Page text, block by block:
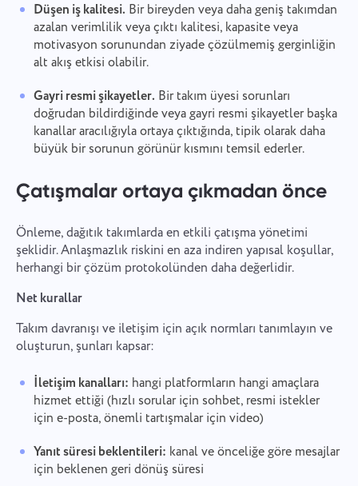
Düşen iş kalitesi. Bir bireyden veya daha geniş takımdan
azalan verimlilik veya çıktı kalitesi, kapasite veya
motivasyon sorunundan ziyade çözülmemiş gerginliğin
alt akış etkisi olabilir.
Gayri resmi şikayetler. Bir takım üyesi sorunları
doğrudan bildirdiğinde veya gayri resmi şikayetler başka
kanallar aracılığıyla ortaya çıktığında, tipik olarak daha
büyük bir sorunun görünür kısmını temsil ederler.
Çatışmalar ortaya çıkmadan önce
Önleme, dağıtık takımlarda en etkili çatışma yönetimi
şeklidir. Anlaşmazlık riskini en aza indiren yapısal koşullar,
herhangi bir çözüm protokolünden daha değerlidir.
Net kurallar
Takım davranışı ve iletişim için açık normları tanımlayın ve
oluşturun, şunları kapsar:
İletişim kanalları: hangi platformların hangi amaçlara
hizmet ettiği (hızlı sorular için sohbet, resmi istekler
için e-posta, önemli tartışmalar için video)
Yanıt süresi beklentileri: kanal ve önceliğe göre mesajlar
için beklenen geri dönüş süresi